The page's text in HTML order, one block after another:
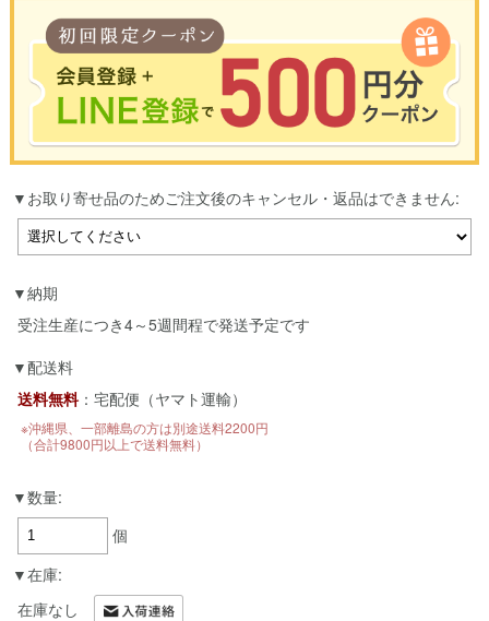
お買い物の前のご登録がおすすめです。
LINEのアカウントを使って簡単に会員登録＆ログインすることも可能です。
お取り寄せ品のためご注文後のキャンセル・返品はできません:
納期
受注生産につき4～5週間程で発送予定です
配送料
送料無料：宅配便（ヤマト運輸）
※沖縄県、一部離島の方は別途送料2200円
（合計9800円以上で送料無料）
数量:
個
在庫:
在庫なし